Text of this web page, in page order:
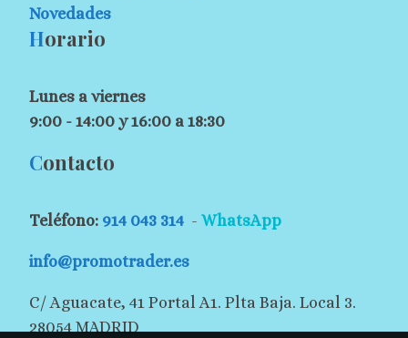
Novedades
Horario
Lunes a viernes
9:00 - 14:00 y 16:00 a 18:30
Contacto
Teléfono: 914 043 314 - WhatsApp
info@promotrader.es
C/ Aguacate, 41 Portal A1. Plta Baja. Local 3.
28054 MADRID